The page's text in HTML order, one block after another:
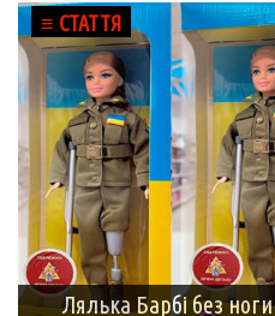
≡ СТАТТЯ
Лялька Барбі без